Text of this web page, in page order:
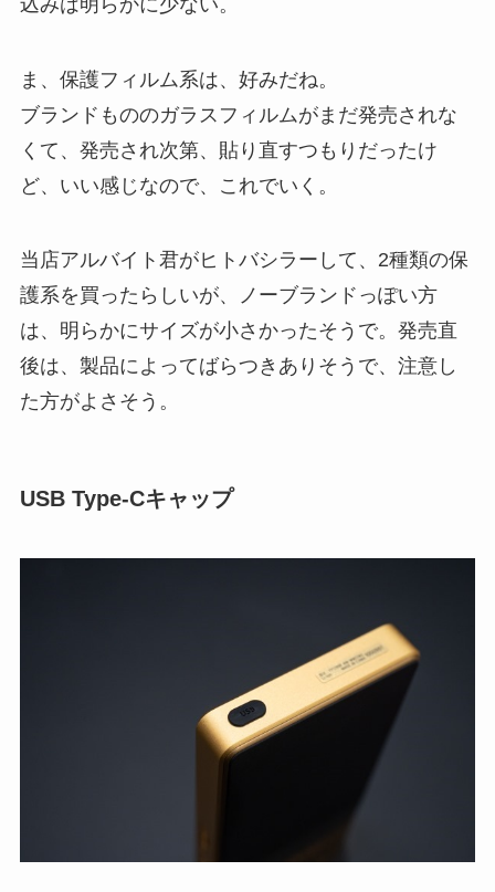
ま、保護フィルム系は、好みだね。
ブランドもののガラスフィルムがまだ発売されな
くて、発売され次第、貼り直すつもりだったけ
ど、いい感じなので、これでいく。
当店アルバイト君がヒトバシラーして、2種類の保
護系を買ったらしいが、ノーブランドっぽい方
は、明らかにサイズが小さかったそうで。発売直
後は、製品によってばらつきありそうで、注意し
た方がよさそう。
USB Type-Cキャップ